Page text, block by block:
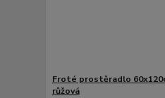
Froté prostěradlo
růžová